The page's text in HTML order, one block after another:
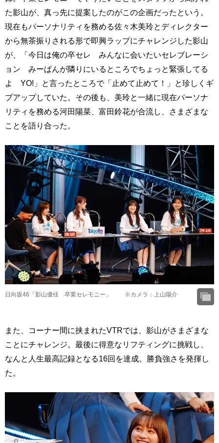
た影山が、真っ先に提案したのがこの企画だったという。
現在もパーソナリティを務める佐々木美玲とディレクター
から無茶振りされる形で即興ラップにチャレンジした影山
が、「今日は俺の卒セレ みんなに会いたいセレブレーシ
ョン みーぱんが隣りにいるところでちょっと緊張してる
よ YO!」と言ったところで「止めて止めて！」と珍しくギ
ブアップしていた。その後も、美玲と一緒に現在パーソナ
リティを務める河田陽菜、富田鈴花が合流し、さまざまな
ことを語り合った。
日向坂46「影山優佳 卒業セレモニー」 ※カメラ：上山陽介
また、コーナー間に挟まれたVTRでは、影山がさまざまな
ことにチャレンジ。最後に得意なリフティングに挑戦し、
なんと人生最高記録となる16回を達成。勝負強さを発揮し
た。